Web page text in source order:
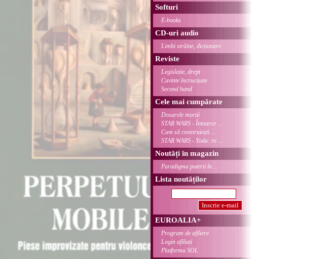
Softuri
E-books
CD-uri audio
Limbi străine, dicționare
Reviste
Legislație, drept
Cuvinte încrucișate
Second hand
Cele mai cumpărate
Dosarele morții
STAR WARS - Întoarce ...
Cum să construiești ...
STAR WARS - Yoda: re ...
Noutăți în magazin
Paradigma puterii în ...
Lista noutăților
EUROALIA+
Program de afiliere
Login afiliați
Platforma SOL